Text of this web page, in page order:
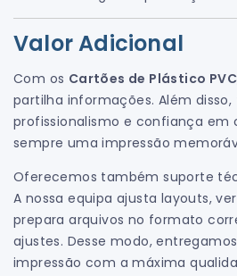
Valor Adicional
Com os Cartões de Plástico PVC
partilha informações. Além
profissionalismo e confiança em
sempre uma impressão
Oferecemos também suporte
A nossa equipa ajusta layouts,
prepara arquivos no formato
ajustes. Desse modo,
impressão com a máxima